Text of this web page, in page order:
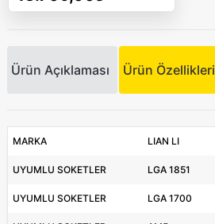
Ürün Açıklaması Ürün Özellikleri
MARKA LIAN LI
UYUMLU SOKETLER LGA 1851
UYUMLU SOKETLER LGA 1700